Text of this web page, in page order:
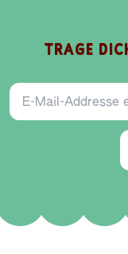
TRAGE
E-Mail-Addresse